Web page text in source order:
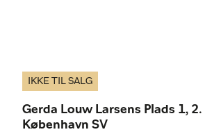
IKKE TIL SALG
Gerda Louw Larsens Plads 1,
København SV